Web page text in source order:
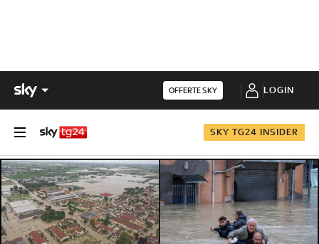
OFFERTE SKY LOGIN
SKY TG24 INSIDER